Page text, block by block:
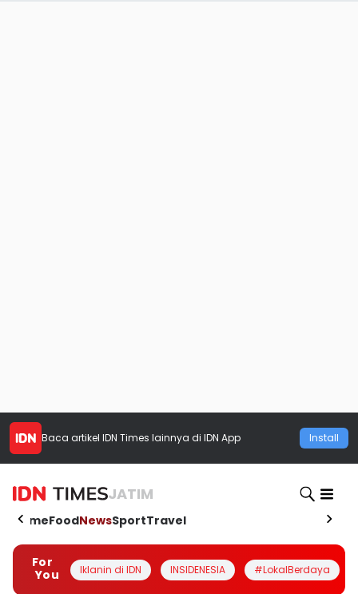
Baca artikel IDN Times lainnya di IDN App Install
JATIM
HomeFoodNewsSportTravel
For
You
Iklanin di IDN INSIDENESIA #LokalBerdaya